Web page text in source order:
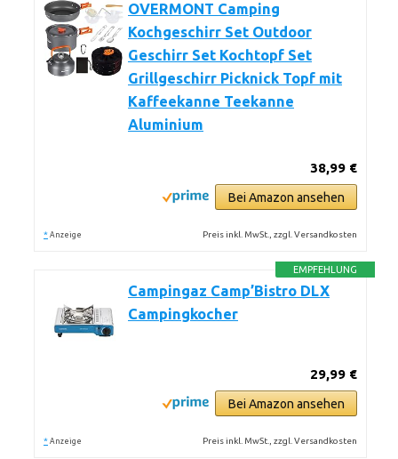
OVERMONT Camping
Kochgeschirr Set Outdoor
Geschirr Set Kochtopf Set
Grillgeschirr Picknick Topf mit
Kaffeekanne Teekanne
Aluminium
38,99 €
Bei Amazon ansehen
* Anzeige Preis inkl. MwSt., zzgl. Versandkosten
EMPFEHLUNG
Campingaz Camp’Bistro DLX
Campingkocher
29,99 €
Bei Amazon ansehen
* Anzeige Preis inkl. MwSt., zzgl. Versandkosten